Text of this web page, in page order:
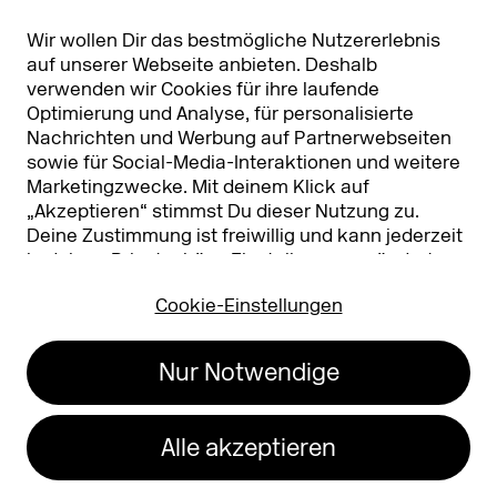
Wir wollen Dir das bestmögliche Nutzererlebnis
auf unserer Webseite anbieten. Deshalb
verwenden wir Cookies für ihre laufende
Optimierung und Analyse, für personalisierte
Nachrichten und Werbung auf Partnerwebseiten
sowie für Social-Media-Interaktionen und weitere
Marketingzwecke. Mit deinem Klick auf
„Akzeptieren“ stimmst Du dieser Nutzung zu.
Deine Zustimmung ist freiwillig und kann jederzeit
in deinen Privatsphäre-Einstellungen
geändert
Nutzung findest Du in unserer
Cookie-Einstellungen
Nur Notwendige
Alle akzeptieren
Partner & Sponsoren DMEXCO Asia
Koelnmesse GmbH
T. +49 221 821 2020
Datenschutz
Barrierefreiheit